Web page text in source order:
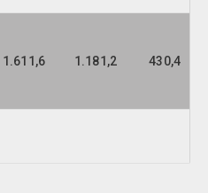
1.611,6 1.181,2 430,4